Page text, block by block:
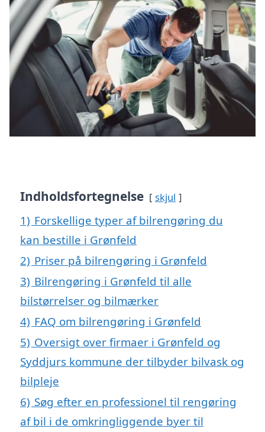
Indholdsfortegnelse skjul
1) Forskellige typer af bilrengøring du
kan bestille i Grønfeld
2) Priser på bilrengøring i Grønfeld
3) Bilrengøring i Grønfeld til alle
bilstørrelser og bilmærker
4) FAQ om bilrengøring i Grønfeld
5) Oversigt over firmaer i Grønfeld og
Syddjurs kommune der tilbyder bilvask og
bilpleje
6) Søg efter en professionel til rengøring
af bil i de omkringliggende byer til